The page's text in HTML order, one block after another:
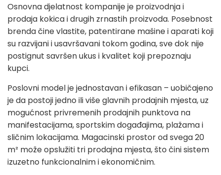
Osnovna djelatnost kompanije je proizvodnja i
prodaja kokica i drugih zrnastih proizvoda. Posebnost
brenda čine vlastite, patentirane mašine i aparati koji
su razvijani i usavršavani tokom godina, sve dok nije
postignut savršen ukus i kvalitet koji prepoznaju
kupci.
Poslovni model je jednostavan i efikasan – uobičajeno
je da postoji jedno ili više glavnih prodajnih mjesta, uz
mogućnost privremenih prodajnih punktova na
manifestacijama, sportskim događajima, plažama i
sličnim lokacijama. Magacinski prostor od svega 20
m² može opslužiti tri prodajna mjesta, što čini sistem
izuzetno funkcionalnim i ekonomičnim.